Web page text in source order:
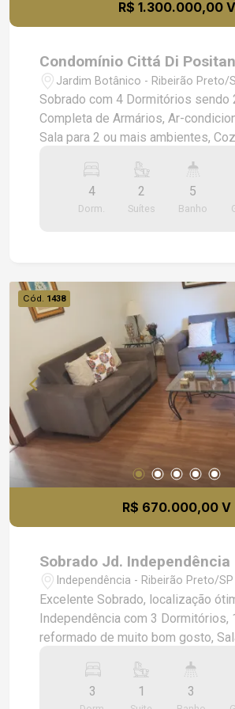
R$ 1.300.000,00 V
Condomínio Cittá Di
Jardim Botânico - Ribeirão Preto/
Sobrado com 4 Dormitórios sendo
Completa de Armários, Ar-
Sala para 2 ou mais ambientes,
Festas, 4 Vagas de Garagem.
4
Dorm.
2
Suítes
5
Banho
Cód. 1438
R$ 670.000,00 V
Sobrado Jd. Independência
Independência - Ribeirão Preto/SP
Excelente Sobrado, localização
Independência com 3 Dormitórios,
reformado de muito bom gosto,
condicionado, Copa, Cozinha,
externa com uma Varanda Grande,
3 1 3